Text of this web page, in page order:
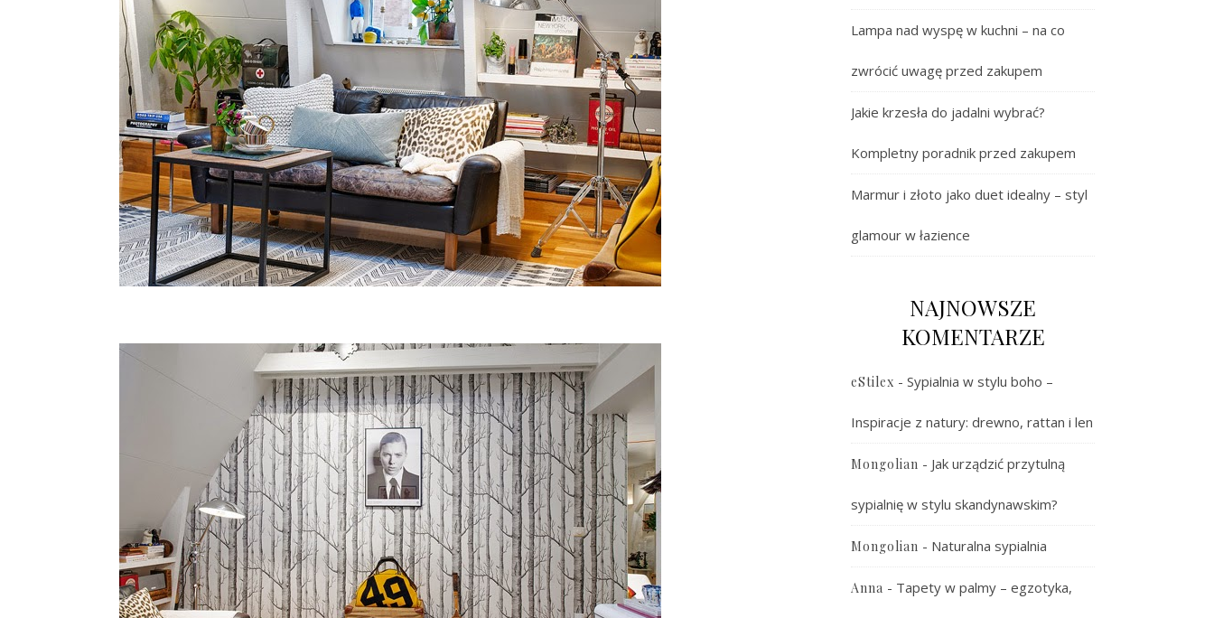
Lampa nad wyspę w kuchni – na co
zwrócić uwagę przed zakupem
Jakie krzesła do jadalni wybrać?
Kompletny poradnik przed zakupem
Marmur i złoto jako duet idealny – styl
glamour w łazience
NAJNOWSZE
KOMENTARZE
eStilex - Sypialnia w stylu boho –
Inspiracje z natury: drewno, rattan i len
Mongolian - Jak urządzić przytulną
sypialnię w stylu skandynawskim?
Mongolian - Naturalna sypialnia
Anna - Tapety w palmy – egzotyka,